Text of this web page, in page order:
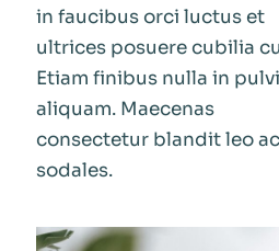
in faucibus orci luctus et
ultrices posuere cubilia
Etiam finibus nulla in
aliquam. Maecenas
consectetur blandit leo ac
sodales.